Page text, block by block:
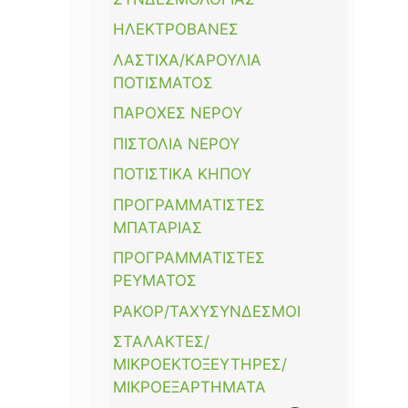
ΣΩΛΗΝΕΣ ΑΡΔΕΥΣΗΣ
ΣΤΑΛΑΚΤΙΦΟΡΟΙ ΣΩΛΗΝΕΣ
ΣΤΑΛΑΚΤΙΦΟΡΟΣ ΤΑΙΝΙΑ
ΤΥΦΛΟΙ
ΥΔΡΟΛΙΠΑΝΤΗΡΕΣ
ΦΙΛΤΡΑ/ΠΛΑΣΤΙΚΑ ΚΑΙ
ΑΥΤΟΚΑΘΑΡΙΖΟΜΕΝΑ
ΗΛΕΚΤΡΟΒΑΝΕΣ
ΛΑΣΤΙΧΑ/ΚΑΡΟΥΛΙΑ
ΠΟΤΙΣΜΑΤΟΣ
ΠΑΡΟΧΕΣ ΝΕΡΟΥ
ΠΙΣΤΟΛΙΑ ΝΕΡΟΥ
ΠΟΤΙΣΤΙΚΑ ΚΗΠΟΥ
ΠΡΟΓΡΑΜΜΑΤΙΣΤΕΣ
MΠΑΤΑΡΙΑΣ
ΠΡΟΓΡΑΜΜΑΤΙΣΤΕΣ
ΡΕΥΜΑΤΟΣ
ΡΑΚΟΡ/ΤΑΧΥΣΥΝΔΕΣΜΟΙ
ΣΤΑΛΑΚΤΕΣ/
ΜΙΚΡΟΕΚΤΟΞΕΥΤΗΡΕΣ/
ΜΙΚΡΟΕΞΑΡΤΗΜΑΤΑ